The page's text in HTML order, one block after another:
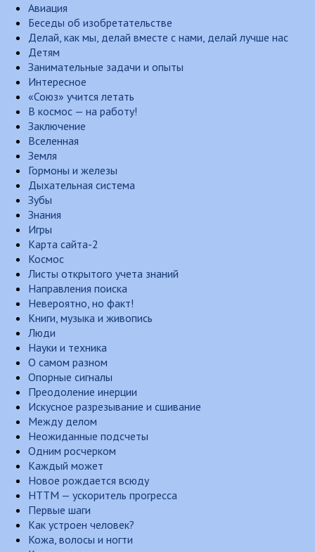
Авиация
Беседы об изобретательстве
Делай, как мы, делай вместе с нами, делай лучше нас
Детям
Занимательные задачи и опыты
Интересное
«Союз» учится летать
В космос — на работу!
Заключение
Вселенная
Земля
Гормоны и железы
Дыхательная система
Зубы
Знания
Игры
Карта сайта-2
Космос
Листы открытого учета знаний
Направления поиска
Невероятно, но факт!
Книги, музыка и живопись
Люди
Науки и техника
О самом разном
Опорные сигналы
Преодоление инерции
Искусное разрезывание и сшивание
Между делом
Неожиданные подсчеты
Одним росчерком
Каждый может
Новое рождается всюду
НТТМ — ускоритель прогресса
Первые шаги
Как устроен человек?
Кожа, волосы и ногти